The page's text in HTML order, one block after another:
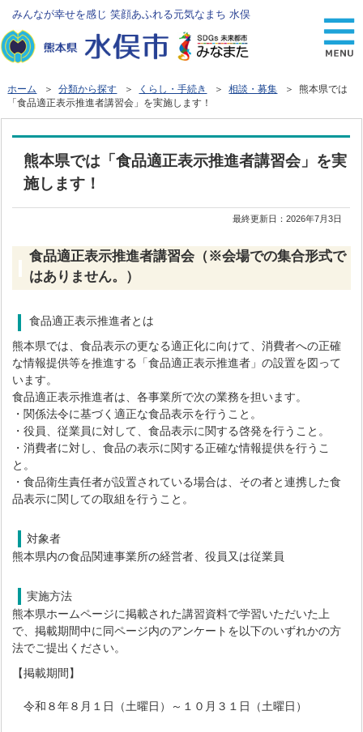
みんなが幸せを感じ 笑顔あふれる元気なまち 水俣
ホーム ＞分類から探す ＞ くらし・手続き ＞相談・募集 ＞ 熊本県では
「食品適正表示推進者講習会」を実施します！
熊本県では「食品適正表示推進者講習会」を実
施します！
最終更新日：2026年7月3日
食品適正表示推進者講習会（※会場での集合形式で
はありません。）
食品適正表示推進者とは
熊本県では、食品表示の更なる適正化に向けて、消費者への正確
な情報提供等を推進する「食品適正表示推進者」の設置を図って
います。
食品適正表示推進者は、各事業所で次の業務を担います。
・関係法令に基づく適正な食品表示を行うこと。
・役員、従業員に対して、食品表示に関する啓発を行うこと。
・消費者に対し、食品の表示に関する正確な情報提供を行うこ
と。
・食品衛生責任者が設置されている場合は、その者と連携した食
品表示に関しての取組を行うこと。
対象者
熊本県内の食品関連事業所の経営者、役員又は従業員
実施方法
熊本県ホームページに掲載された講習資料で学習いただいた上
で、掲載期間中に同ページ内のアンケートを以下のいずれかの方
法でご提出ください。
【掲載期間】
令和８年８月１日（土曜日）～１０月３１日（土曜日）